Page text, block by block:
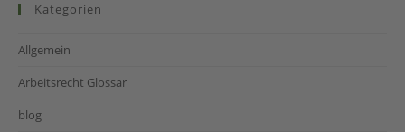
Kategorien
Allgemein
Arbeitsrecht Glossar
blog